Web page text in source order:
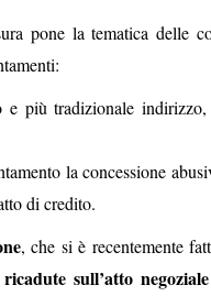
pone la tematica delle
e più tradizionale
la concessione
di credito.
, che si è recentemente
ricadute sull’atto